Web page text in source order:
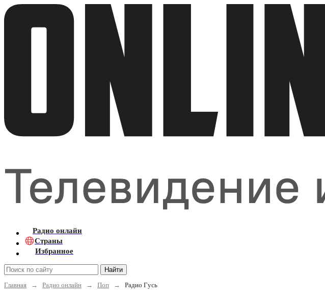
Радио онлайн
Страны
Избранное
Найти
Главная
→ Радио онлайн → Поп → Радио Гусь